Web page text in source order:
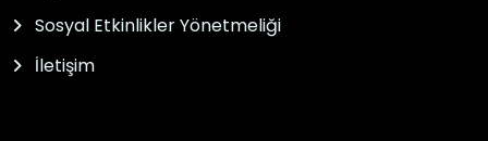
Sosyal Etkinlikler Yönetmeliği
İletişim